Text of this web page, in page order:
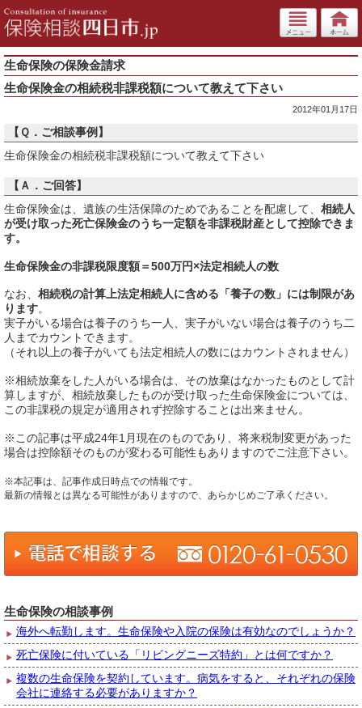
生命保険の保険金請求
生命保険金の相続税非課税額について教えて下さい
2012年01月17日
【Ｑ．ご相談事例】
生命保険金の相続税非課税額について教えて下さい
【Ａ．ご回答】
生命保険金は、遺族の生活保障のためであることを配慮して、 相続人
が受け取った死亡保険金のうち一定額を非課税財産として控除できま
す。
生命保険金の非課税限度額＝500万円×法定相続人の数
なお、 相続税の計算上法定相続人に含める「養子の数」には制限があ
ります。
実子がいる場合は養子のうち一人、実子がいない場合は養子のうち二
人までカウントできます。
（それ以上の養子がいても法定相続人の数にはカウントされません）
※相続放棄をした人がいる場合は、その放棄はなかったものとして計
算しますが、相続放棄したものが受け取った生命保険金については、
この非課税の規定が適用されず控除することは出来ません。
※この記事は平成24年1月現在のものであり、将来税制変更があった
場合は控除額そのものが変わる可能性もありますのでご注意下さい。
※本記事は、記事作成日時点での情報です。
最新の情報とは異なる可能性がありますので、あらかじめご了承ください。
生命保険の相談事例
海外へ転勤します。生命保険や入院の保険は有効なのでしょうか？
死亡保険に付いている「リビングニーズ特約」とは何ですか？
複数の生命保険を契約しています。病気をすると、それぞれの保険
会社に連絡する必要がありますか？